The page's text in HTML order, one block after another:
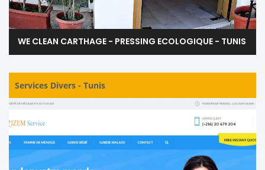
WE CLEAN CARTHAGE - PRESSING ECOLOGIQUE - TUNIS
Services Divers - Tunis